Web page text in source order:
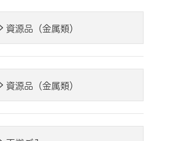
資源品（金属類）
資源品（金属類）